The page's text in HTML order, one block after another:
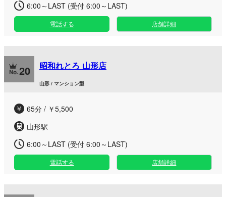
6:00～LAST (受付 6:00～LAST)
電話する 店舗詳細
20 昭和れとろ 山形店
山形 / マンション型
65分 / ￥5,500
山形駅
6:00～LAST (受付 6:00～LAST)
電話する 店舗詳細